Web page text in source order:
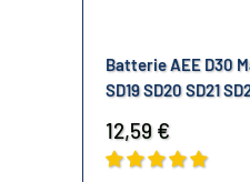
Batterie AEE D30
SD19 SD20 SD21
Prix
réduit
12,59 €